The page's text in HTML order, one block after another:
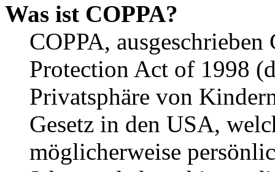
Was ist COPPA?
COPPA,
Protection Act of 1998
Privatsphäre von
Gesetz in den USA,
möglicherweise